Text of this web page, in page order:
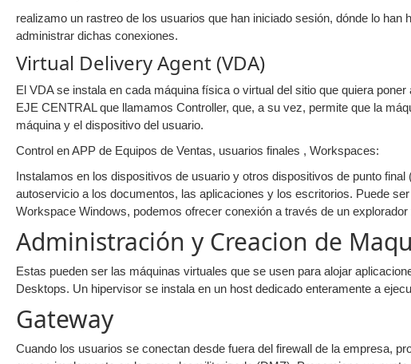
realizamo un rastreo de los usuarios que han iniciado sesión, dónde lo
administrar dichas conexiones.
Virtual Delivery Agent (VDA)
El VDA se instala en cada máquina física o virtual del sitio que quiera
EJE CENTRAL que llamamos Controller, que, a su vez, permite que la
máquina y el dispositivo del usuario.
Control en APP de Equipos de Ventas, usuarios finales , Workspaces:
Instalamos en los dispositivos de usuario y otros dispositivos de punto
autoservicio a los documentos, las aplicaciones y los escritorios. Puede
Workspace Windows, podemos ofrecer conexión a través de un
Administración y Creacion de
Estas pueden ser las máquinas virtuales que se usen para alojar
Desktops. Un hipervisor se instala en un host dedicado enteramente a
Gateway
Cuando los usuarios se conectan desde fuera del firewall de la empresa,